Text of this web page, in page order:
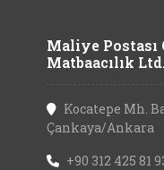
Maliye Postası
Matbaacılık
Kocatepe Mh.
Çankaya/Ankara
+90 312 425 81